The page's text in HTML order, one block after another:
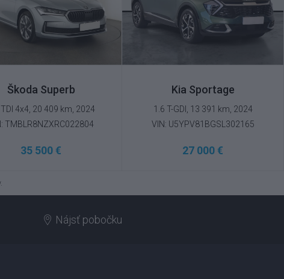
Škoda Superb
4x4, 20 409 km, 2024
TMBLR8NZXRC022804
35 500 €
Kia Sportage
1.6 T-GDI, 13 391 km, 2024
VIN: U5YPV81BGSL302165
27 000 €
Nájsť pobočku